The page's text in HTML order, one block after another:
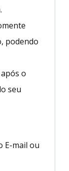
podendo
o
seu
E-mail ou